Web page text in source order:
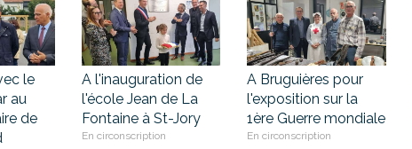
le
au
de
A l'inauguration de
l'école Jean de La
Fontaine à St-Jory
En circonscription
A Bruguières pour
l'exposition sur la
1ère Guerre mondiale
En circonscription